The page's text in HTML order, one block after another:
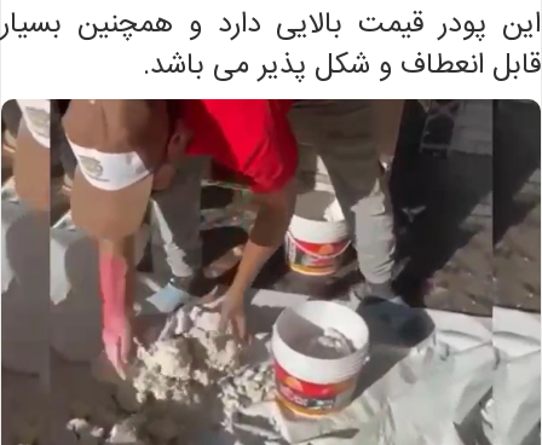
این پودر قیمت بالایی دارد و همچنین بسیار
قابل انعطاف و شکل پذیر می باشد.